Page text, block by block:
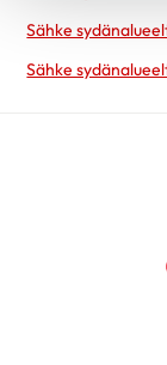
Sähke
Sähke